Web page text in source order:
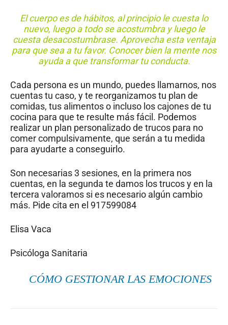
El cuerpo es de hábitos, al principio le cuesta lo
nuevo, luego a todo se acostumbra y luego le
cuesta desacostumbrase. Aprovecha esta ventaja
para que sea a tu favor. Conocer bien la mente nos
ayuda a que transformar tu conducta.
Cada persona es un mundo, puedes llamarnos, nos
cuentas tu caso, y te reorganizamos tu plan de
comidas, tus alimentos o incluso los cajones de tu
cocina para que te resulte más fácil. Podemos
realizar un plan personalizado de trucos para no
comer compulsivamente, que serán a tu medida
para ayudarte a conseguirlo.
Son necesarias 3 sesiones, en la primera nos
cuentas, en la segunda te damos los trucos y en la
tercera valoramos si es necesario algún cambio
más. Pide cita en el 917599084
Elisa Vaca
Psicóloga Sanitaria
CÓMO GESTIONAR LAS EMOCIONES